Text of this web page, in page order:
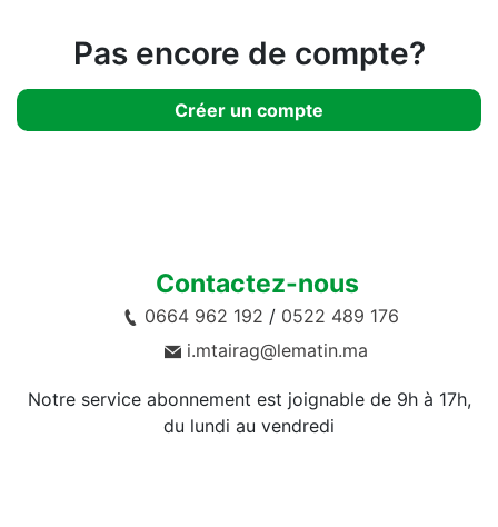
Pas encore de compte?
Créer un compte
Contactez-nous
0664 962 192 / 0522 489 176
i.mtairag@lematin.ma
Notre service abonnement est joignable de 9h à 17h,
du lundi au vendredi